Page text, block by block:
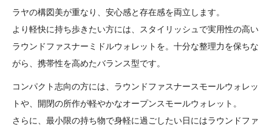
ラヤの構図美が重なり、安心感と存在感を両立します。
より軽快に持ち歩きたい方には、スタイリッシュで実用性の高い
ラウンドファスナーミドルウォレットを。十分な整理力を保ちな
がら、携帯性を高めたバランス型です。
コンパクト志向の方には、ラウンドファスナースモールウォレッ
トや、開閉の所作が軽やかなオープンスモールウォレット。
さらに、最小限の持ち物で身軽に過ごしたい日にはラウンドファ